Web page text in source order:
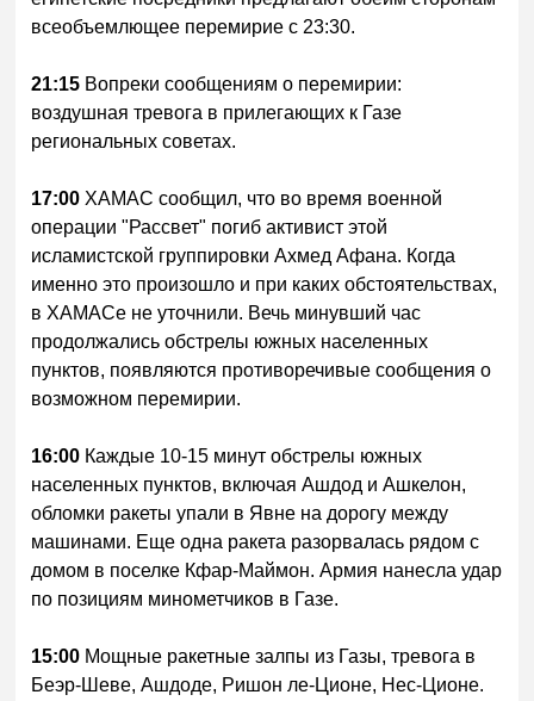
всеобъемлющее перемирие с 23:30.
21:15 Вопреки сообщениям о перемирии:
воздушная тревога в прилегающих к Газе
региональных советах.
17:00 ХАМАС сообщил, что во время военной
операции "Рассвет" погиб активист этой
исламистской группировки Ахмед Афана. Когда
именно это произошло и при каких обстоятельствах,
в ХАМАСе не уточнили. Вечь минувший час
продолжались обстрелы южных населенных
пунктов, появляются противоречивые сообщения о
возможном перемирии.
16:00 Каждые 10-15 минут обстрелы южных
населенных пунктов, включая Ашдод и Ашкелон,
обломки ракеты упали в Явне на дорогу между
машинами. Еще одна ракета разорвалась рядом с
домом в поселке Кфар-Маймон. Армия нанесла удар
по позициям минометчиков в Газе.
15:00 Мощные ракетные залпы из Газы, тревога в
Беэр-Шеве, Ашдоде, Ришон ле-Ционе, Нес-Ционе.